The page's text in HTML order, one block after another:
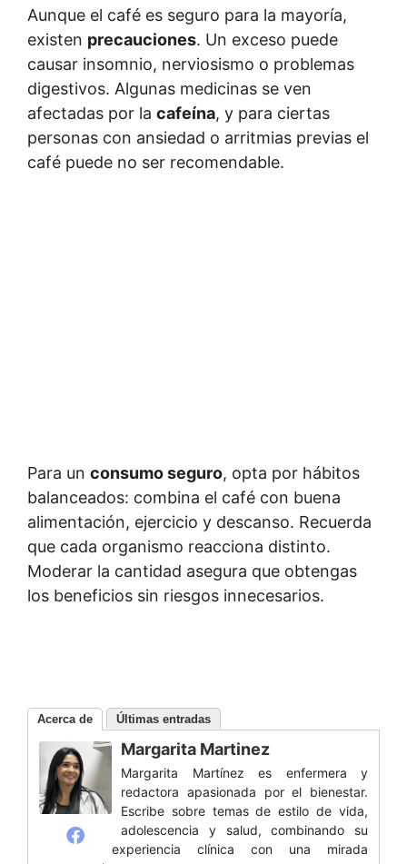
Aunque el café es seguro para la mayoría,
existen precauciones. Un exceso puede
causar insomnio, nerviosismo o problemas
digestivos. Algunas medicinas se ven
afectadas por la cafeína, y para ciertas
personas con ansiedad o arritmias previas el
café puede no ser recomendable.
Para un consumo seguro, opta por hábitos
balanceados: combina el café con buena
alimentación, ejercicio y descanso. Recuerda
que cada organismo reacciona distinto.
Moderar la cantidad asegura que obtengas
los beneficios sin riesgos innecesarios.
Acerca de Últimas entradas
Margarita Martinez
Margarita Martínez es enfermera y
redactora apasionada por el bienestar.
Escribe sobre temas de estilo de vida,
adolescencia y salud, combinando su
experiencia clínica con una mirada